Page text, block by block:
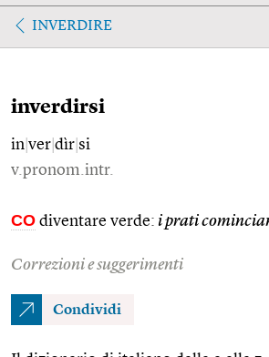
INVERDIRE
inverdirsi
in ver dìr si
v.pronom.intr.
CO diventare verde: i prati
Correzioni e suggerimenti
Condividi